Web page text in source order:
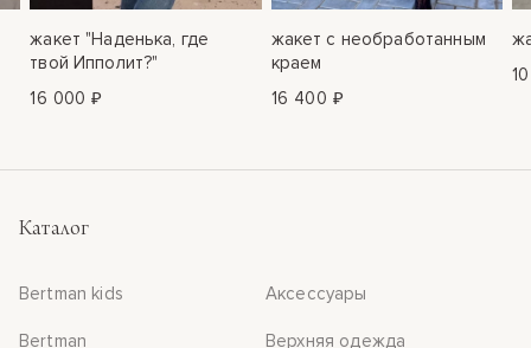
жакет "Наденька, где
твой Ипполит?"
16 000 ₽
жакет с необработанным
краем
16 400 ₽
Каталог
Bertman kids
Bertman
Аксессуары
Верхняя одежда